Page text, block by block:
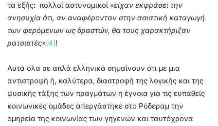
τα εξής: πολλοί αστυνομικοί «είχαν εκφράσει την
ανησυχία ότι, αν αναφέρονταν στην ασιατική καταγωγή
των φερόμενων ως δραστών, θα τους χαρακτήριζαν
ρατσιστές» [4]!
Αυτά όλα σε απλά ελληνικά σημαίνουν ότι με μια
αντιστροφή ή, καλύτερα, διαστροφή της λογικής και της
φυσικής τάξης των πραγμάτων η έγνοια για τις ευπαθείς
κοινωνικές ομάδες απεργάστηκε στο Ρόδεραμ την
ομηρεία της κοινωνίας των γηγενών και ταυτόχρονα